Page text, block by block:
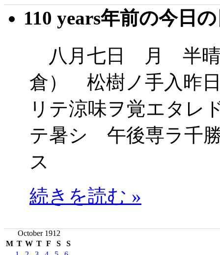
110 years年前の今日
八月七日 月 半晴
倉） 松樹ノ手入昨
リテ涼味ヲ覚エタレ
テ暑シ 午後専ラ千
ス
続きを読む »
October 1912
M T W T F S S